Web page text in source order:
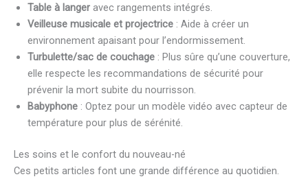
Table à langer avec rangements intégrés.
Veilleuse musicale et projectrice : Aide à créer un
environnement apaisant pour l’endormissement.
Turbulette/sac de couchage : Plus sûre qu’une couverture,
elle respecte les recommandations de sécurité pour
prévenir la mort subite du nourrisson.
Babyphone : Optez pour un modèle vidéo avec capteur de
température pour plus de sérénité.
Les soins et le confort du nouveau-né
Ces petits articles font une grande différence au quotidien.